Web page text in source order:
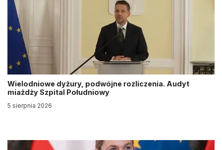
Wielodniowe dyżury, podwójne rozliczenia. Audyt
miażdży Szpital Południowy
5 sierpnia 2026